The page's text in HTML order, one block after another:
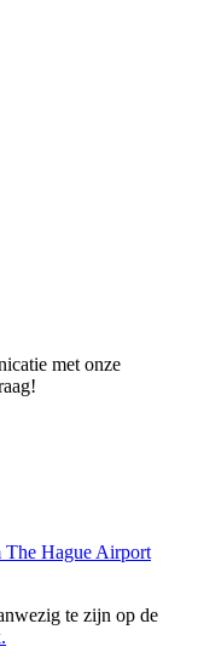
met onze
The Hague Airport
te zijn op de